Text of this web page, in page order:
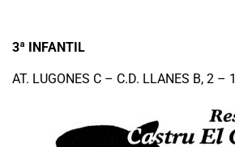
3ª INFANTIL
AT. LUGONES C – C.D. LLANES B, 2 – 1